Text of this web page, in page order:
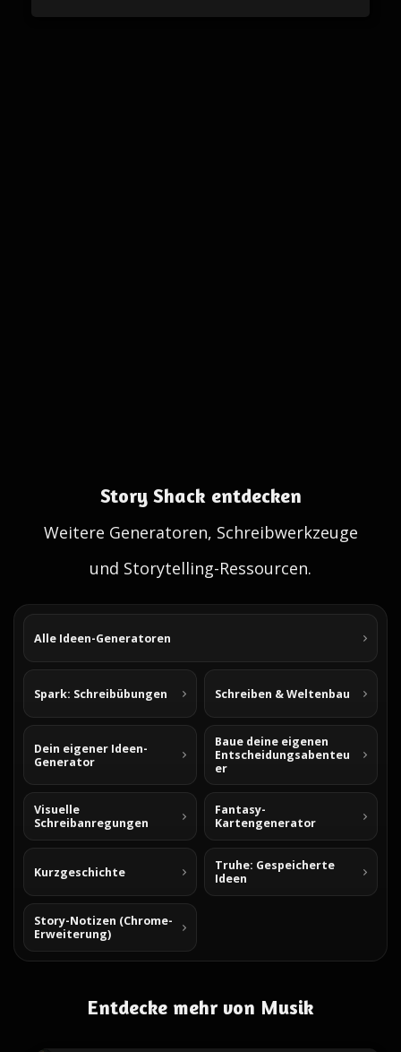
Story Shack entdecken
Weitere Generatoren, Schreibwerkzeuge
und Storytelling-Ressourcen.
Alle Ideen-Generatoren
Spark: Schreibübungen Schreiben & Weltenbau
Dein eigener Ideen-
Generator
Baue deine eigenen
Entscheidungsabenteu
er
Visuelle
Schreibanregungen
Fantasy-
Kartengenerator
Kurzgeschichte
Truhe: Gespeicherte
Ideen
Story-Notizen (Chrome-
Erweiterung)
Entdecke mehr von Musik